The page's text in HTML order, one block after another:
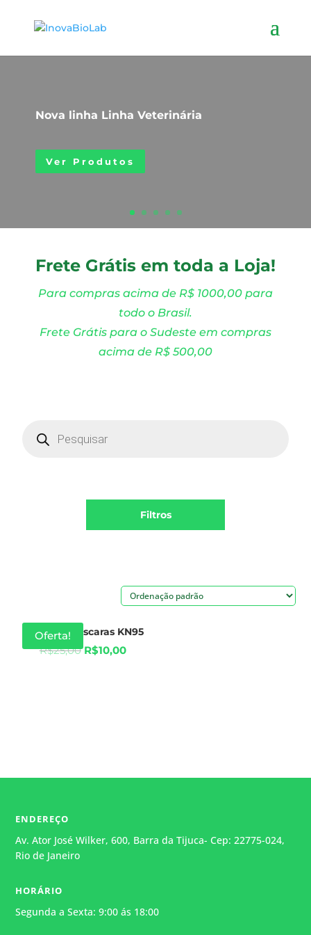
Nova linha Linha Veterinária
Ver Produtos
Frete Grátis em toda a Loja!
Para compras acima de R$ 1000,00 para
todo o Brasil.
Frete Grátis para o Sudeste em compras
acima de R$ 500,00
search
Filtros
Oferta!
Kit de 10 Máscaras KN95
R$25,00 R$10,00
ENDEREÇO
Av. Ator José Wilker, 600, Barra da Tijuca- Cep: 22775-024,
Rio de Janeiro
HORÁRIO
Segunda a Sexta: 9:00 ás 18:00